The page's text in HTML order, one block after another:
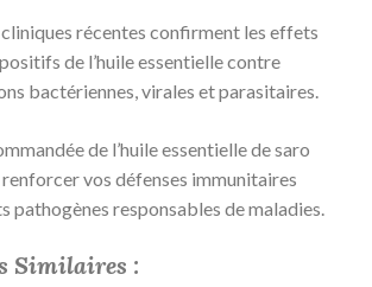
récentes confirment les effets
de l’huile essentielle contre
bactériennes, virales et parasitaires.
de l’huile essentielle de saro
vos défenses immunitaires
pathogènes responsables de maladies.
Similaires :